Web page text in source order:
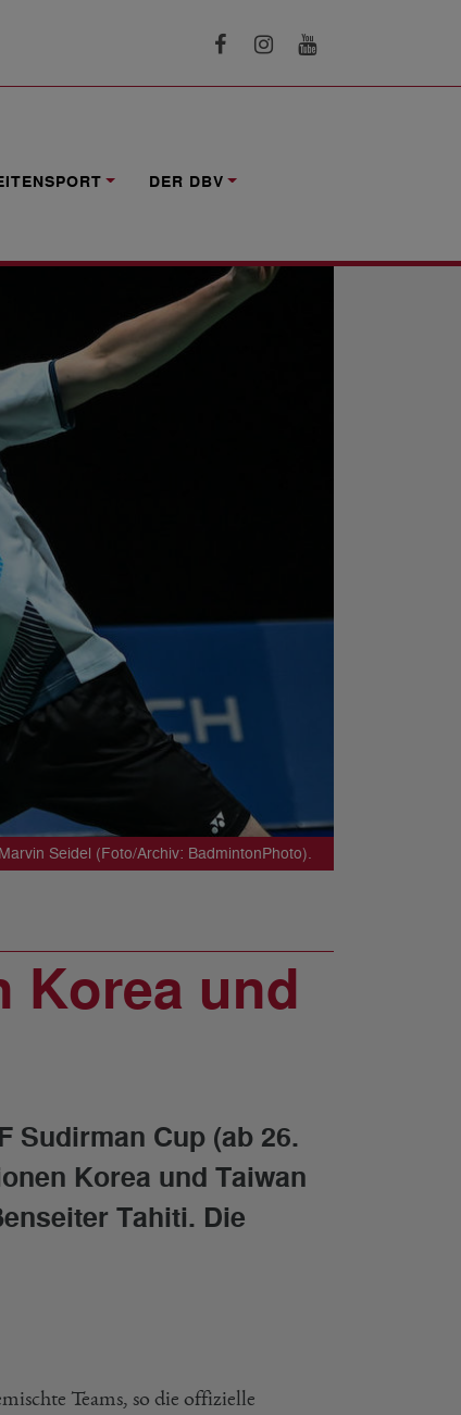
DER DBV
Seidel (Foto/Archiv: BadmintonPhoto).
Korea und
Sudirman Cup (ab 26.
Korea und Taiwan
Tahiti. Die
Teams, so die offizielle